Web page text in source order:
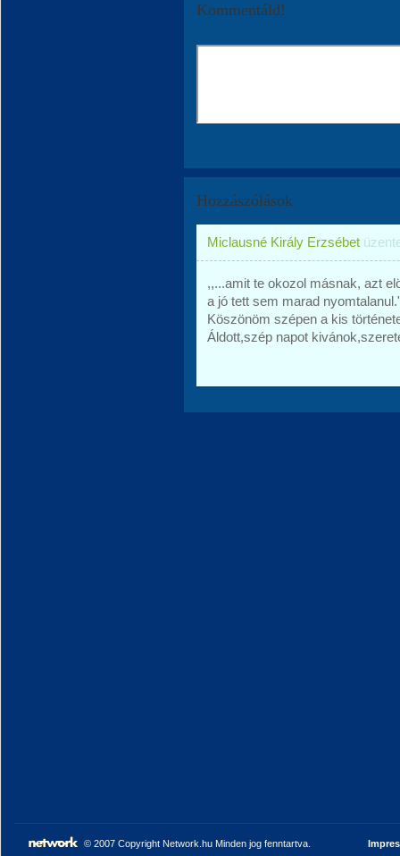
Kommentáld!
Hozzászólások
Miclausné Király Erzsébet
,,...amit te okozol másnak, azt
a jó tett sem marad
Köszönöm szépen a kis
Áldott,szép napot
© 2007 Copyright Network.hu Minden jog fenntartva.